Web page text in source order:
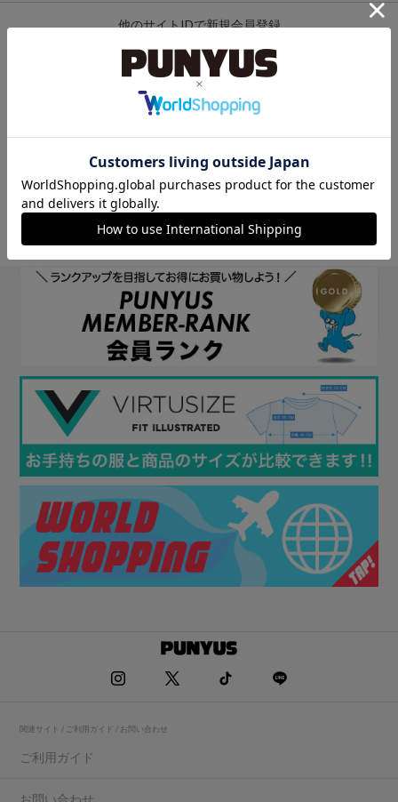
他のサイトIDで新規会員登録
他のサイトIDで新規会員登録をしていただくと次回以降、そのIDで
ログインすることができます。
関連サイト / ご利用ガイド / お問い合わせ
ご利用ガイド